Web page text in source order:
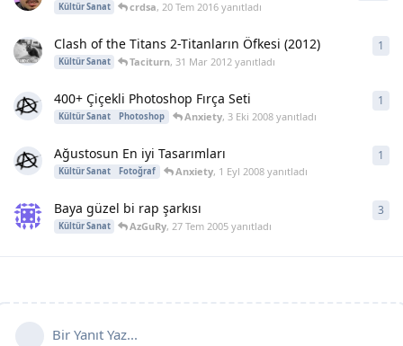
Kültür Sanat crdsa,20 Tem 2016 yanıtladı
Clash of the Titans 2-Titanların Öfkesi (2012)
Kültür Sanat Taciturn,31 Mar 2012 yanıtladı
1
400+ Çiçekli Photoshop Fırça Seti
Kültür Sanat Photoshop Anxiety, 3 Eki 2008yanıtladı
1
Ağustosun En iyi Tasarımları
Kültür Sanat Fotoğraf Anxiety, 1 Eyl 2008yanıtladı
1
Baya güzel bi rap şarkısı
Kültür Sanat AzGuRy,27 Tem 2005 yanıtladı
3
Bir Yanıt Yaz...